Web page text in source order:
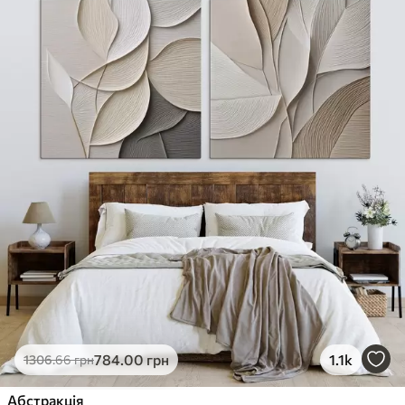
1306.66грн784.00грн 1.1k
Абстракція